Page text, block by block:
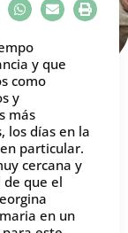
y que
como
y
más
los días en la
particular.
cercana y
de que el
en un